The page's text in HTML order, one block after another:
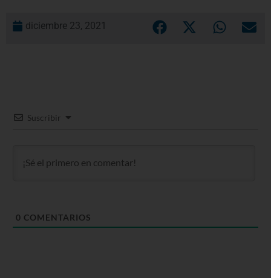
diciembre 23, 2021
Suscribir
0 COMENTARIOS